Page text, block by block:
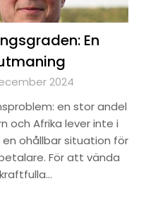
En
2024
en stor andel
och Afrika lever inte i
ohållbar situation för
För att vända